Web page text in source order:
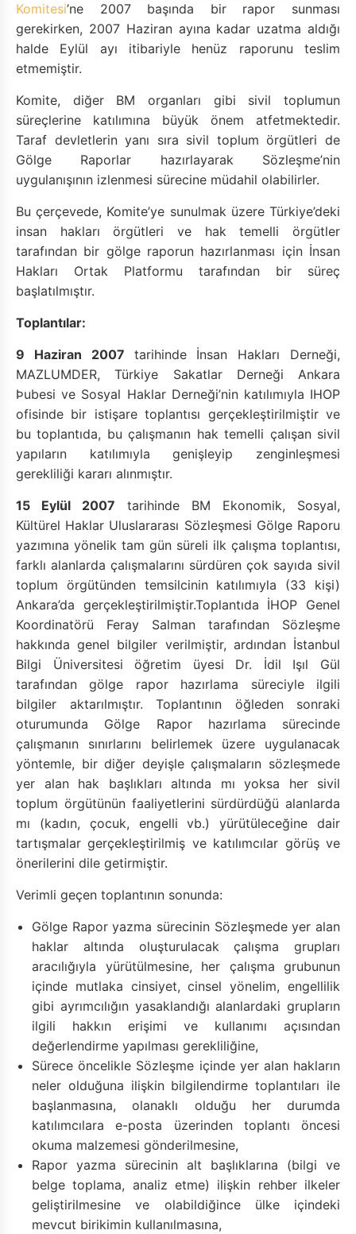
Komitesi’ne 2007 başında bir rapor sunması
gerekirken, 2007 Haziran ayına kadar uzatma aldığı
halde Eylül ayı itibariyle henüz raporunu teslim
etmemiştir.
Komite, diğer BM organları gibi sivil toplumun
süreçlerine katılımına büyük önem atfetmektedir.
Taraf devletlerin yanı sıra sivil toplum örgütleri de
Gölge Raporlar hazırlayarak Sözleşme’nin
uygulanışının izlenmesi sürecine müdahil olabilirler.
Bu çerçevede, Komite’ye sunulmak üzere Türkiye’deki
insan hakları örgütleri ve hak temelli örgütler
tarafından bir gölge raporun hazırlanması için İnsan
Hakları Ortak Platformu tarafından bir süreç
başlatılmıştır.
Toplantılar:
9 Haziran 2007 tarihinde İnsan Hakları Derneği,
MAZLUMDER, Türkiye Sakatlar Derneği Ankara
Þubesi ve Sosyal Haklar Derneği’nin katılımıyla IHOP
ofisinde bir istişare toplantısı gerçekleştirilmiştir ve
bu toplantıda, bu çalışmanın hak temelli çalışan sivil
yapıların katılımıyla genişleyip zenginleşmesi
gerekliliği kararı alınmıştır.
15 Eylül 2007 tarihinde BM Ekonomik, Sosyal,
Kültürel Haklar Uluslararası Sözleşmesi Gölge Raporu
yazımına yönelik tam gün süreli ilk çalışma toplantısı,
farklı alanlarda çalışmalarını sürdüren çok sayıda sivil
toplum örgütünden temsilcinin katılımıyla (33 kişi)
Ankara’da gerçekleştirilmiştir.Toplantıda İHOP Genel
Koordinatörü Feray Salman tarafından Sözleşme
hakkında genel bilgiler verilmiştir, ardından İstanbul
Bilgi Üniversitesi öğretim üyesi Dr. İdil Işıl Gül
tarafından gölge rapor hazırlama süreciyle ilgili
bilgiler aktarılmıştır. Toplantının öğleden sonraki
oturumunda Gölge Rapor hazırlama sürecinde
çalışmanın sınırlarını belirlemek üzere uygulanacak
yöntemle, bir diğer deyişle çalışmaların sözleşmede
yer alan hak başlıkları altında mı yoksa her sivil
toplum örgütünün faaliyetlerini sürdürdüğü alanlarda
mı (kadın, çocuk, engelli vb.) yürütüleceğine dair
tartışmalar gerçekleştirilmiş ve katılımcılar görüş ve
önerilerini dile getirmiştir.
Verimli geçen toplantının sonunda:
Gölge Rapor yazma sürecinin Sözleşmede yer alan
haklar altında oluşturulacak çalışma grupları
aracılığıyla yürütülmesine, her çalışma grubunun
içinde mutlaka cinsiyet, cinsel yönelim, engellilik
gibi ayrımcılığın yasaklandığı alanlardaki grupların
ilgili hakkın erişimi ve kullanımı açısından
değerlendirme yapılması gerekliliğine,
Sürece öncelikle Sözleşme içinde yer alan hakların
neler olduğuna ilişkin bilgilendirme toplantıları ile
başlanmasına, olanaklı olduğu her durumda
katılımcılara e-posta üzerinden toplantı öncesi
okuma malzemesi gönderilmesine,
Rapor yazma sürecinin alt başlıklarına (bilgi ve
belge toplama, analiz etme) ilişkin rehber ilkeler
geliştirilmesine ve olabildiğince ülke içindeki
mevcut birikimin kullanılmasına,